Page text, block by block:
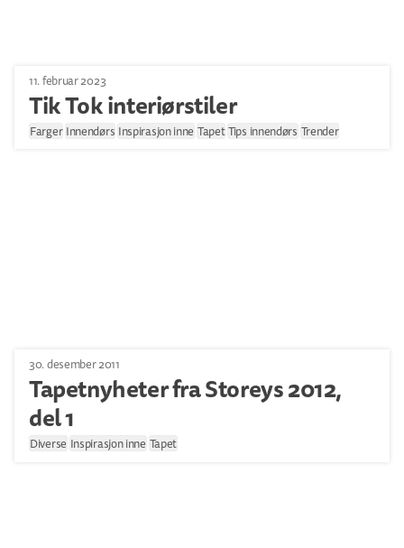
11. februar 2023
Tik Tok interiørstiler
Farger Innendørs Inspirasjon inne TapetTips innendørs Trender
30. desember 2011
Tapetnyheter fra Storeys 2012,
del 1
Diverse Inspirasjon inne Tapet